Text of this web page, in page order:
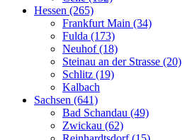
Hessen (265)
Frankfurt Main (34)
Fulda (173)
Neuhof (18)
Steinau an der Strasse (20)
Schlitz (19)
Kalbach
Sachsen (641)
Bad Schandau (49)
Zwickau (62)